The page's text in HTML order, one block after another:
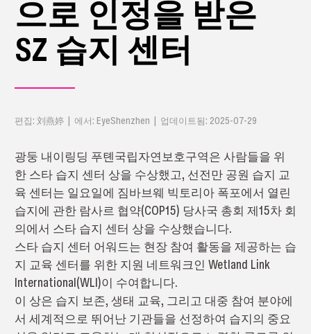
으로 인정을 받은
SZ 습지 센터
편집: 刘燕婷 | 에서: EyeShenzhen | 업데이트됨: 2025-07-29
광둥 내이링딩 푸톈국립자연보호구역은 사람들을 위
한 스타 습지 센터 상을 수상했고, 선전만 공원 습지 교
육 센터는 일요일에 짐바브웨 빅토리아 폭포에서 열린
습지에 관한 람사르 협약(COP15) 당사국 총회 제15차 회
의에서 스타 습지 센터 상을 수상했습니다.
스타 습지 센터 어워드는 현장 참여 활동을 제공하는 습
지 교육 센터를 위한 지원 네트워크인 Wetland Link
International(WLI)이 수여합니다.
이 상은 습지 보존, 생태 교육, 그리고 대중 참여 분야에
서 세계적으로 뛰어난 기관들을 선정하여 습지의 중요